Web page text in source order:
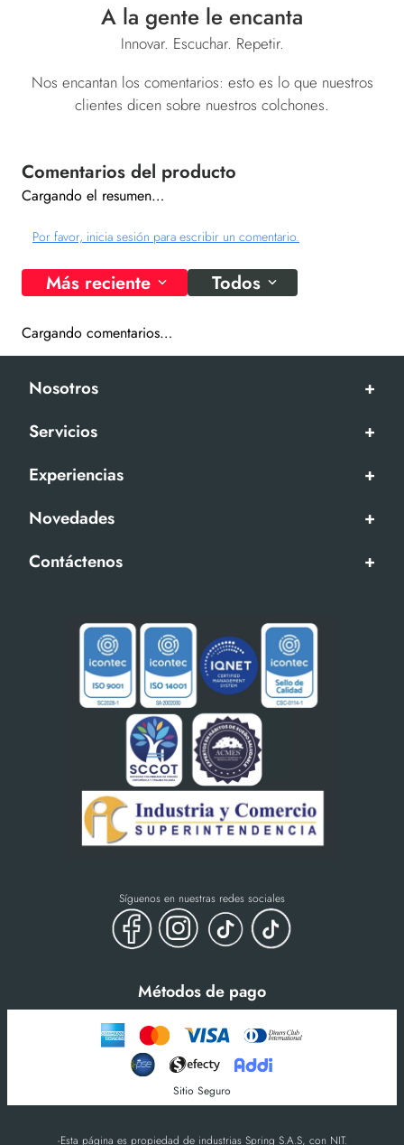
A la gente le encanta
Innovar. Escuchar. Repetir.
Nos encantan los comentarios: esto es lo que nuestros
clientes dicen sobre nuestros colchones.
Cargando el resumen…
Por favor, inicia sesión para escribir un comentario.
Más reciente Todos
Cargando comentarios…
Nosotros
+
Servicios
+
Experiencias
+
Novedades
+
Contáctenos
+
Síguenos en nuestras redes sociales
Métodos de pago
Sitio Seguro
-Esta página es propiedad de industrias Spring S.A.S, con NIT.